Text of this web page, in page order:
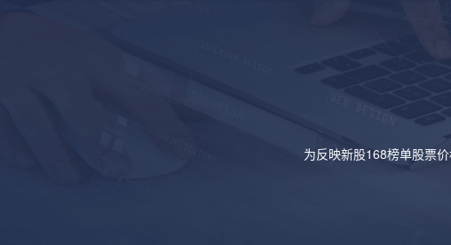
为反映新股168榜单股票